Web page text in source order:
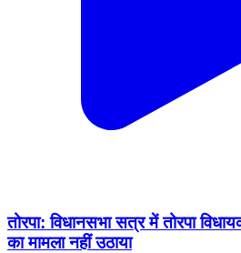
तोरपा: विधानसभा सत्र में तोरपा
का मामला नहीं उठाया